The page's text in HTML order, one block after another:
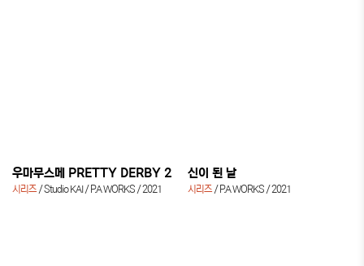
우마무스메 PRETTY DERBY 2
시리즈 Studio KAI / P.A WORKS 2021
신이 된 날
시리즈 P.A WORKS 2021